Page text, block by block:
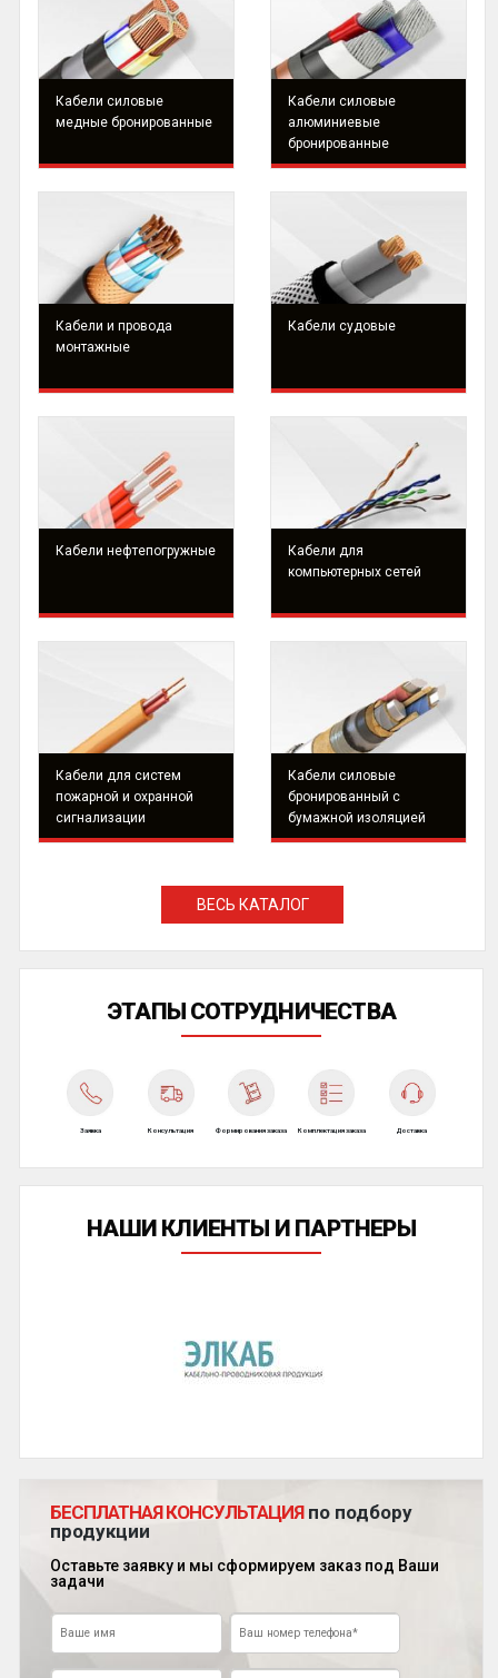
Кабели силовые
медные бронированные
Кабели силовые
алюминиевые
бронированные
Кабели и провода
монтажные
Кабели судовые
Кабели нефтепогружные
Кабели для
компьютерных сетей
Кабели для систем
пожарной и охранной
сигнализации
Кабели силовые
бронированный с
бумажной изоляцией
ВЕСЬ КАТАЛОГ
ЭТАПЫ СОТРУДНИЧЕСТВА
Заявка Консультация Формирования заказа Комплектация заказа Доставка
НАШИ КЛИЕНТЫ И ПАРТНЕРЫ
БЕСПЛАТНАЯ КОНСУЛЬТАЦИЯпо подбору
продукции
Оставьте заявку и мы сформируем заказ под Ваши
задачи